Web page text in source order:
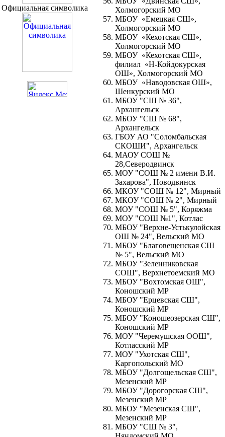
Официальная символика
Холмогорский МО
МБОУ «Емецкая СШ»,
Холмогорский МО
МБОУ «Кехотская СШ»,
Холмогорский МО
МБОУ «Кехотская СШ»,
филиал «Н-Койдокурская
ОШ», Холмогорский МО
МБОУ «Наводовская ОШ»,
Шенкурский МО
МБОУ "СШ № 36",
Архангельск
МБОУ "СШ № 68",
Архангельск
ГБОУ АО "Соломбальская
СКОШИ", Архангельск
МАОУ СОШ №
28,Северодвинск
МОУ "СОШ № 2 имени В.И.
Захарова", Новодвинск
МКОУ "СОШ № 12", Мирный
МКОУ "СОШ № 2", Мирный
МОУ "СОШ № 5", Коряжма
МОУ "СОШ №1", Котлас
МБОУ "Верхне-Устькулойская
ОШ № 24", Вельский МО
МБОУ "Благовещенская СШ
№ 5", Вельский МО
МБОУ "Зеленниковская
СОШ", Верхнетоемский МО
МБОУ "Вохтомская ОШ",
Коношский МР
МБОУ "Ерцевская СШ",
Коношский МР
МБОУ "Коношеозерская СШ",
Коношский МР
МОУ "Черемушская ООШ",
Котласский МР
МОУ "Ухотская СШ",
Каргопольский МО
МБОУ "Долгощельская СШ",
Мезенский МР
МБОУ "Дорогорская СШ",
Мезенский МР
МБОУ "Мезенская СШ",
Мезенский МР
МБОУ "СШ № 3",